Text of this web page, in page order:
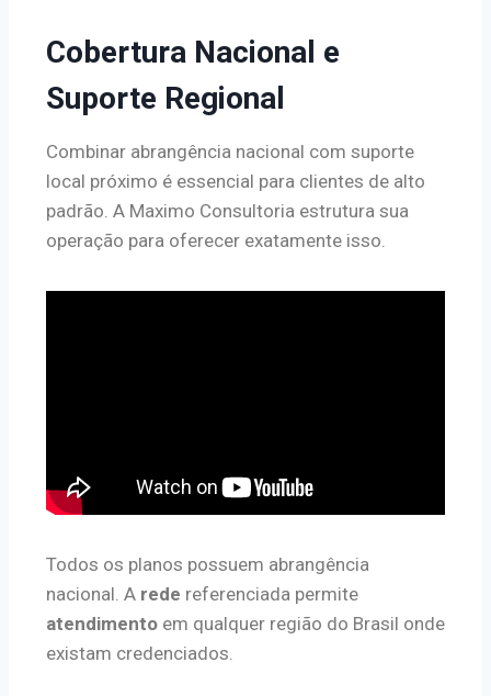
Cobertura Nacional e
Suporte Regional
Combinar abrangência nacional com suporte
local próximo é essencial para clientes de alto
padrão. A Maximo Consultoria estrutura sua
operação para oferecer exatamente isso.
Todos os planos possuem abrangência
nacional. A rede referenciada permite
atendimento em qualquer região do Brasil onde
existam credenciados.